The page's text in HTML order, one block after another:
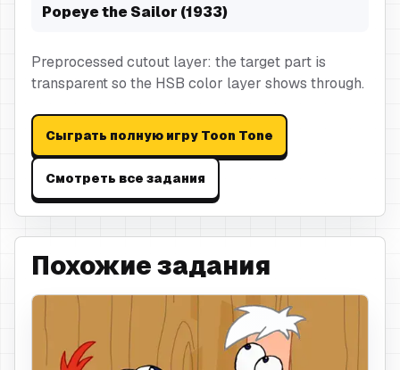
Popeye the Sailor (1933)
Preprocessed cutout layer: the target part is
transparent so the HSB color layer shows through.
Сыграть полную игру Toon Tone
Смотреть все задания
Похожие задания